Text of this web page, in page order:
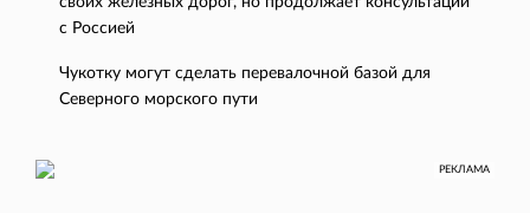
с Россией
Чукотку могут сделать перевалочной базой для
Северного морского пути
РЕКЛАМА